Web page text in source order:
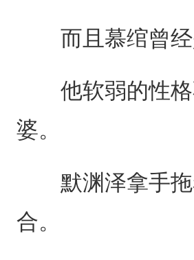
而且慕绾曾经
他软弱的性格
婆。
默渊泽拿手拖
合。